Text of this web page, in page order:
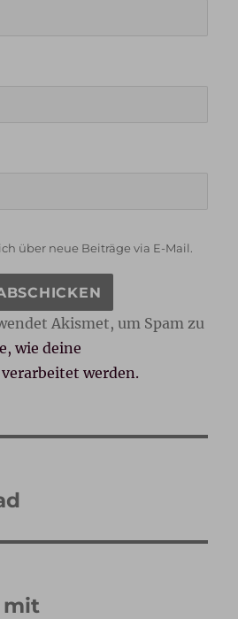
über neue Beiträge via E-Mail.
Akismet, um Spam zu
wie deine
werden.
mit